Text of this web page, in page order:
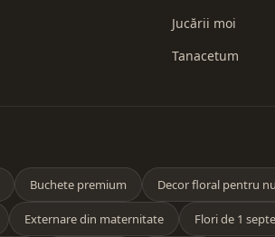
Jucării moi
Tanacetum
Buchete premium Decor floral pentru
Externare din maternitate Flori de 1